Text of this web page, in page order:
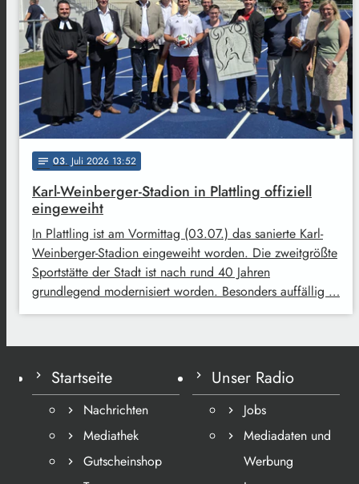
notes 03. Juli 2026 13:52
Karl-Weinberger-Stadion in Plattling offiziell
eingeweiht
In Plattling ist am Vormittag (03.07.) das sanierte Karl-
Weinberger-Stadion eingeweiht worden. Die zweitgrößte
Sportstätte der Stadt ist nach rund 40 Jahren
grundlegend modernisiert worden. Besonders auffällig …
Startseite
Nachrichten
Mediathek
Gutscheinshop
Unser Radio
Jobs
Mediadaten und
Werbung